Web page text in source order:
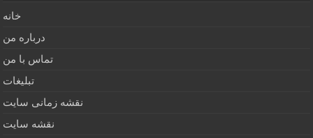
خانه
درباره من
تماس با من
تبلیغات
نقشه زمانی سایت
نقشه سایت